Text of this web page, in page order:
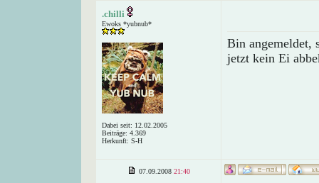
.chilli
Ewoks *yubnub*
Dabei seit: 12.02.2005
Beiträge: 4.369
Herkunft: S-H
Bin angemeldet,
jetzt kein Ei
07.09.2008 21:40